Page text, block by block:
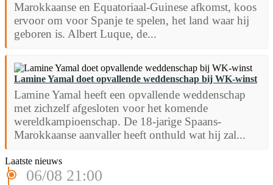
Marokkaanse en Equatoriaal-Guinese afkomst, koos
ervoor om voor Spanje te spelen, het land waar hij
geboren is. Albert Luque, de...
Lamine Yamal doet opvallende weddenschap bij WK-winst
Lamine Yamal heeft een opvallende weddenschap
met zichzelf afgesloten voor het komende
wereldkampioenschap. De 18-jarige Spaans-
Marokkaanse aanvaller heeft onthuld wat hij zal...
Laatste nieuws
06/08 21:00